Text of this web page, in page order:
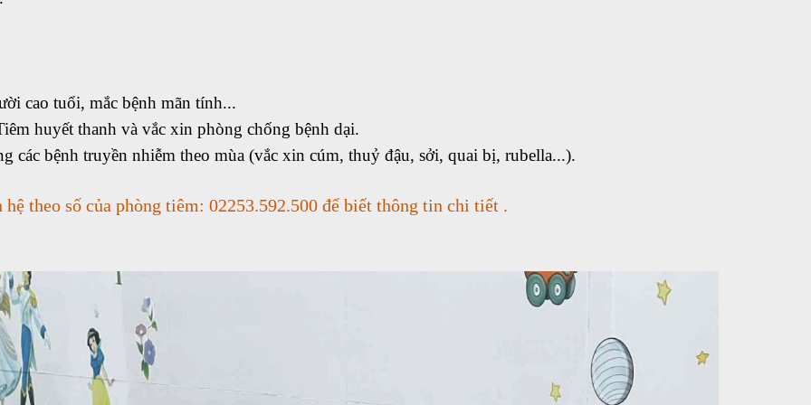
trường học
KHỎE SINH SẢN
BỆNH KHÔNG LÂY NHIỄM
BỆNH
XIN
TRƯỜNG-Y TẾ TRƯỜNG HỌC
cao tuổi, mắc bệnh mãn tính...
huyết thanh và vắc xin phòng chống bệnh dại.
các bệnh truyền nhiễm theo mùa (vắc xin cúm, thuỷ đậu, sởi, quai bị, rubella...).
hệ theo số của phòng tiêm: 02253.592.500 để biết thông tin chi tiết .